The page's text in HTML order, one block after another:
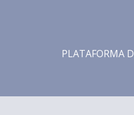
PLATAFORMA